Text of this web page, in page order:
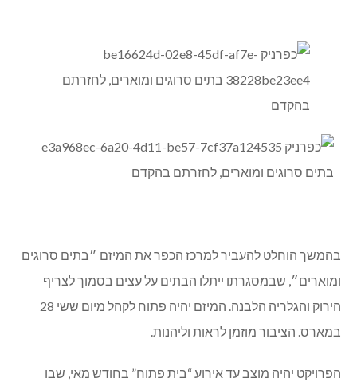
בהמשך הוחלט להעביר למרכז הכפר את המיזם ״בתים סרוגים
ומוארים״, שבמסגרתו ייתלו הבתים על עצים בסמוך לצריף
הירוק והגלריה הלבנה. המיזם יהיה פתוח לקהל מיום ששי 28
במארס. הציבור מוזמן לראות וליהנות.
הפרויקט יהיה מוצב עד אירוע “בית פתוח” בחודש מאי, שבו